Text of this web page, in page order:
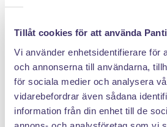
Tillåt cookies för att använda
Vi använder enhetsidentifierare för
och annonserna till användarna,
för sociala medier och analysera
vidarebefordrar även sådana
information från din enhet till de